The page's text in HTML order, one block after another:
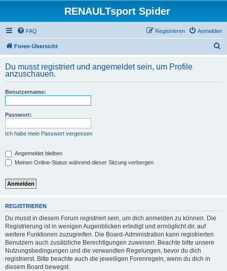
RENAULTsport Spider
FAQ Anmelden
Registrieren
Foren-Übersicht
h
Du musst registriert und angemeldet sein, um Profile
anzuschauen.
Benutzername:
Passwort:
Ich habe mein Passwort vergessen
Angemeldet bleiben
Meinen Online-Status während dieser Sitzung verbergen
REGISTRIEREN
Du musst in diesem Forum registriert sein, um dich anmelden zu können. Die
Registrierung ist in wenigen Augenblicken erledigt und ermöglicht dir, auf
weitere Funktionen zuzugreifen. Die Board-Administration kann registrierten
Benutzern auch zusätzliche Berechtigungen zuweisen. Beachte bitte unsere
Nutzungsbedingungen und die verwandten Regelungen, bevor du dich
registrierst. Bitte beachte auch die jeweiligen Forenregeln, wenn du dich in
diesem Board bewegst.